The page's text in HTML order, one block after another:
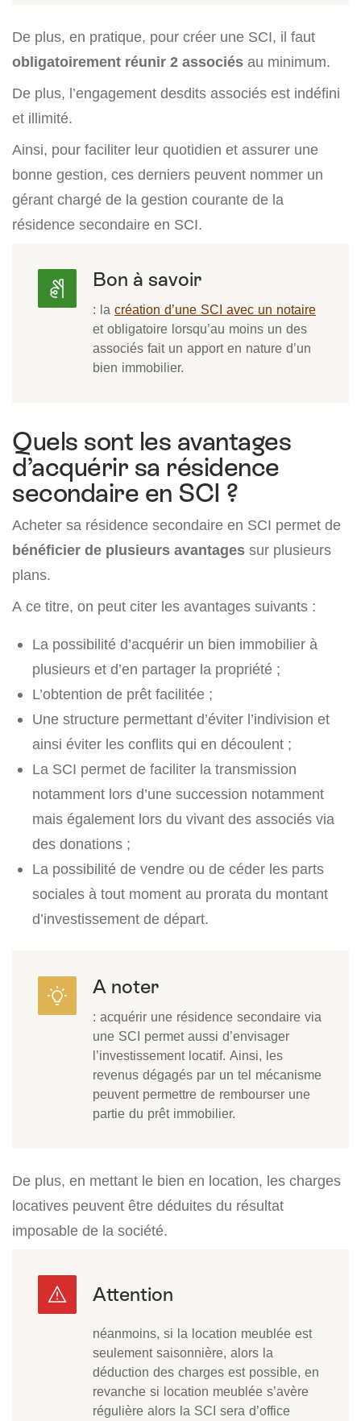
De plus, en pratique, pour créer une SCI, il faut
obligatoirement réunir 2 associés au minimum.
De plus, l’engagement desdits associés est indéfini
et illimité.
Ainsi, pour faciliter leur quotidien et assurer une
bonne gestion, ces derniers peuvent nommer un
gérant chargé de la gestion courante de la
résidence secondaire en SCI.
Bon à savoir
: la création d’une SCI avec un notaire
et obligatoire lorsqu’au moins un des
associés fait un apport en nature d’un
bien immobilier.
Quels sont les avantages
d’acquérir sa résidence
secondaire en SCI ?
Acheter sa résidence secondaire en SCI permet de
bénéficier de plusieurs avantages sur plusieurs
plans.
A ce titre, on peut citer les avantages suivants :
La possibilité d’acquérir un bien immobilier à
plusieurs et d’en partager la propriété ;
L’obtention de prêt facilitée ;
Une structure permettant d’éviter l’indivision et
ainsi éviter les conflits qui en découlent ;
La SCI permet de faciliter la transmission
notamment lors d’une succession notamment
mais également lors du vivant des associés via
des donations ;
La possibilité de vendre ou de céder les parts
sociales à tout moment au prorata du montant
d’investissement de départ.
A noter
: acquérir une résidence secondaire via
une SCI permet aussi d’envisager
l’investissement locatif. Ainsi, les
revenus dégagés par un tel mécanisme
peuvent permettre de rembourser une
partie du prêt immobilier.
De plus, en mettant le bien en location, les charges
locatives peuvent être déduites du résultat
imposable de la société.
néanmoins, si la location meublée est
seulement saisonnière, alors la
déduction des charges est possible, en
revanche si location meublée s’avère
régulière alors la SCI sera d’office